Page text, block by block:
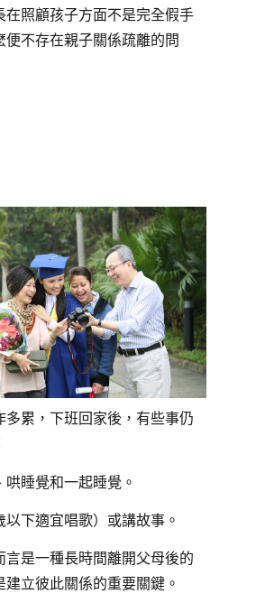
在照顧孩子方面不是完全假手
便不存在親子關係疏離的問
多累，下班回家後，有些事仍
睡覺和一起睡覺。
以下適宜唱歌）或講故事。
言是一種長時間離開父母後的
建立彼此關係的重要關鍵。